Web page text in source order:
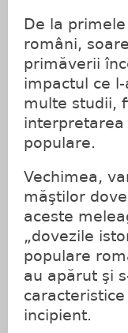
De la
români,
primăverii
impactul ce
multe studii,
populare.
Vechimea,
măştilor
aceste
„dovezile
populare
au apărut şi
incipient.